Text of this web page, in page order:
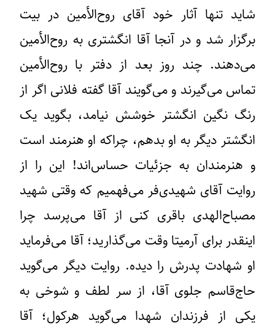
شاید تنها آثار خود آقای روح‌الأمین در بیت
برگزار شد و در آنجا آقا انگشتری به روح‌الأمین
می‌دهند. چند روز بعد از دفتر با روح‌الأمین
تماس می‌گیرند و می‌گویند آقا گفته فلانی اگر از
رنگ نگین انگشتر خوشش نیامد، بگوید یک
انگشتر دیگر به او بدهم، چراکه او هنرمند است
و هنرمندان به جزئیات حساس‌اند! این را از
روایت آقای شهیدی‌فر می‌فهمیم که وقتی شهید
مصباح‌الهدی باقری کنی از آقا می‌پرسد چرا
اینقدر برای آرمیتا وقت می‌گذارید؛ آقا می‌فرماید
او شهادت پدرش را دیده. روایت دیگر می‌گوید
حاج‌قاسم جلوی آقا، از سر لطف و شوخی به
یکی از فرزندان شهدا می‌گوید هرکول؛ آقا